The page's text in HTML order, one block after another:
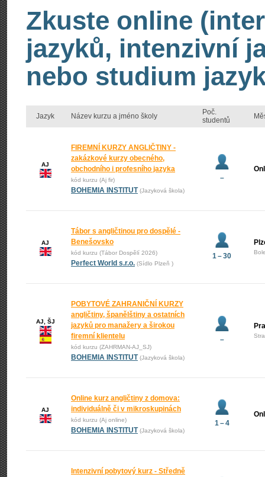
Zkuste online
jazyků, intenzivní
nebo studium
Jazyk Název kurzu a jméno školy
Poč.
studentů
AJ
FIREMNÍ KURZY ANGLIČTINY -
zakázkové kurzy obecného,
obchodního i profesního jazyka
kód kurzu (Aj fir)
BOHEMIA INSTITUT (Jazyková škola)
–
AJ
Tábor s angličtinou pro dospělé -
Benešovsko
kód kurzu (Tábor Dospělí 2026)
Perfect World s.r.o. (Sídlo Plzeň )
1 – 30
AJ, ŠJ
POBYTOVÉ ZAHRANIČNÍ KURZY
angličtiny, španělštiny a ostatních
jazyků pro manažery a širokou
firemní klientelu
kód kurzu (ZAHRMAN-AJ_SJ)
BOHEMIA INSTITUT (Jazyková škola)
–
AJ
Online kurz angličtiny z domova:
individuálně či v mikroskupinách
kód kurzu (Aj online)
BOHEMIA INSTITUT (Jazyková škola)
1 – 4
Intenzivní pobytový kurz - Středně